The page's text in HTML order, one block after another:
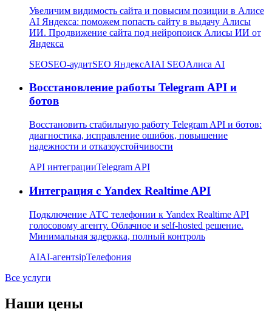
Увеличим видимость сайта и повысим позиции в Алисе
AI Яндекса: поможем попасть сайту в выдачу Алисы
ИИ. Продвижение сайта под нейропоиск Алисы ИИ от
Яндекса
SEOSEO-аудитSEO ЯндексAIAI SEOАлиса AI
Восстановление работы Telegram API и
ботов
Восстановить стабильную работу Telegram API и ботов:
диагностика, исправление ошибок, повышение
надежности и отказоустойчивости
API интеграцииTelegram API
Интеграция с Yandex Realtime API
Подключение АТС телефонии к Yandex Realtime API
голосовому агенту. Облачное и self-hosted решение.
Минимальная задержка, полный контроль
AIAI-агентsipТелефония
Все услуги
Наши цены